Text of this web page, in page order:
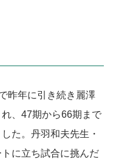
昨年に引き続き麗澤
、47期から66期まで
た。丹羽和夫先生・
に立ち試合に挑んだ